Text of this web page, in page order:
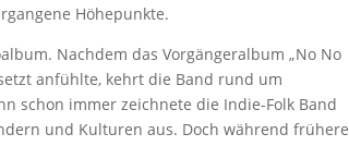
Höhepunkte.
Nachdem das Vorgängeralbum „No No
anfühlte, kehrt die Band rund um
schon immer zeichnete die Indie-Folk Band
und Kulturen aus. Doch während frühere